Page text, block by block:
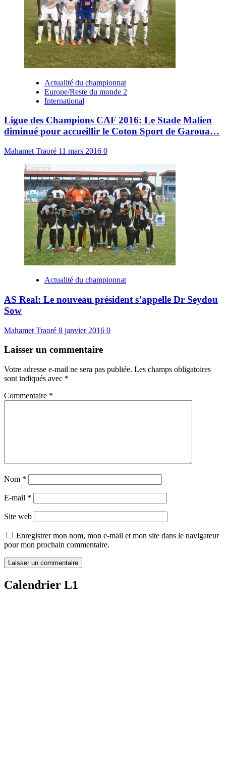
Actualité du championnat
Europe/Reste du monde 2
International
Ligue des Champions CAF 2016: Le Stade Malien
diminué pour accueillir le Coton Sport de Garoua…
Mahamet Traoré 11 mars 2016 0
Actualité du championnat
AS Real: Le nouveau président s’appelle Dr Seydou
Sow
Mahamet Traoré 8 janvier 2016 0
Laisser un commentaire
Votre adresse e-mail ne sera pas publiée. Les champs obligatoires
sont indiqués avec *
Commentaire *
Nom *
E-mail *
Site web
Enregistrer mon nom, mon e-mail et mon site dans le navigateur
pour mon prochain commentaire.
Calendrier L1